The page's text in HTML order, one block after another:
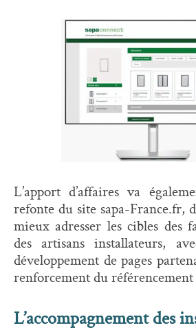
L’apport d’affaires va
refonte du site sapa-France.fr,
mieux adresser les cibles des
des artisans installateurs,
développement de pages
renforcement du référencement
L’accompagnement des